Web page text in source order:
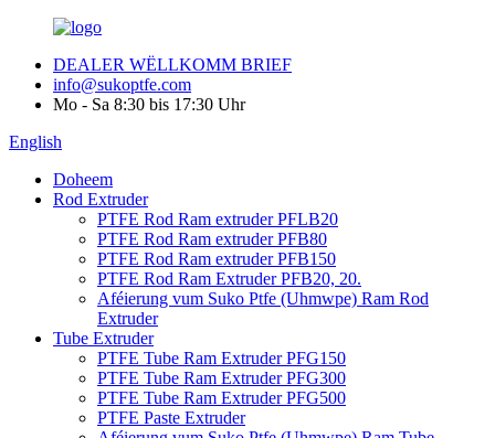
DEALER WËLLKOMM BRIEF
info@sukoptfe.com
Mo - Sa 8:30 bis 17:30 Uhr
English
Doheem
Rod Extruder
PTFE Rod Ram extruder PFLB20
PTFE Rod Ram extruder PFB80
PTFE Rod Ram extruder PFB150
PTFE Rod Ram Extruder PFB20, 20.
Aféierung vum Suko Ptfe (Uhmwpe) Ram Rod
Extruder
Tube Extruder
PTFE Tube Ram Extruder PFG150
PTFE Tube Ram Extruder PFG300
PTFE Tube Ram Extruder PFG500
PTFE Paste Extruder